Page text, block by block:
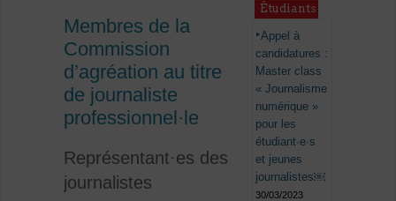
Membres de la
Commission
d’agréation au titre
de journaliste
professionnel·le
Représentant·es des
journalistes
Étudiants
Appel à
candidatures :
Master class
« Journalisme
numérique »
pour les
étudiant·e·s
et jeunes
journalistes￼
30/03/2023